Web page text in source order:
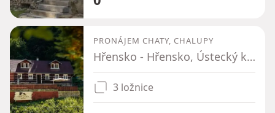
PRONÁJEM CHATY, CHALUPY
Hřensko - Hřensko, Ústecký kraj
3 ložnice